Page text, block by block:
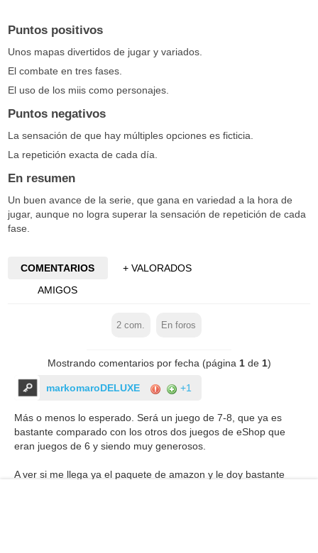
Puntos positivos
Unos mapas divertidos de jugar y variados.
El combate en tres fases.
El uso de los miis como personajes.
Puntos negativos
La sensación de que hay múltiples opciones es ficticia.
La repetición exacta de cada día.
En resumen
Un buen avance de la serie, que gana en variedad a la hora de
jugar, aunque no logra superar la sensación de repetición de cada
fase.
COMENTARIOS
+ VALORADOS
AMIGOS
2 com. En foros
Mostrando comentarios por fecha (página 1de 1)
markomaroDELUXE +1
Más o menos lo esperado. Será un juego de 7-8, que ya es
bastante comparado con los otros dos juegos de eShop que
eran juegos de 6 y siendo muy generosos.
A ver si me llega ya el paquete de amazon y le doy bastante